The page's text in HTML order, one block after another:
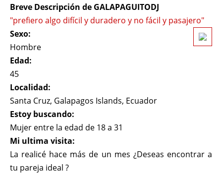
Breve Descripción de GALAPAGUITODJ
"prefiero algo difícil y duradero y no fácil y pasajero"
Sexo:
Hombre
Edad:
45
Localidad:
Santa Cruz, Galapagos Islands, Ecuador
Estoy buscando:
Mujer entre la edad de 18 a 31
Mi ultima visita:
La realicé hace más de un mes ¿Deseas encontrar a
tu pareja ideal ?